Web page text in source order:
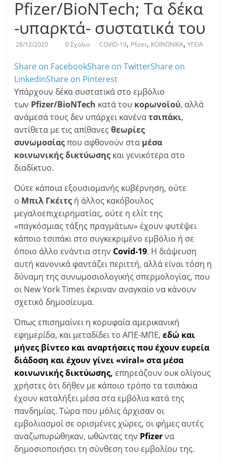
Pfizer/BioNTech; Τα δέκα
-υπαρκτά- συστατικά του
28/12/2020 0 Σχόλια COVID-19, Pfizer, ΚΟΙΝΩΝΙΚΑ,ΥΓΕΙΑ
Share on FacebookShare on TwitterShare on
LinkedinShare on Pinterest
Υπάρχουν δέκα συστατικά στο εμβόλιο
των Pfizer/BioNTech κατά του κορωνοϊού, αλλά
ανάμεσά τους δεν υπάρχει κανένατσιπάκι,
αντίθετα με τις απίθανεςθεωρίες
συνωμοσίαςπου αφθονούν στα μέσα
κοινωνικής δικτύωσης και γενικότερα στο
διαδίκτυο.
Ούτε κάποια εξουσιομανής κυβέρνηση, ούτε
ο Μπιλ Γκέιτς ή άλλος κακόβουλος
μεγαλοεπιχειρηματίας, ούτε η ελίτ της
«παγκόσμιας τάξης πραγμάτων» έχουν φυτέψει
κάποιο τσιπάκι στο συγκεκριμένο εμβόλιο ή σε
όποιο άλλο ενάντια στην Covid-19. Η διάψευση
αυτή κανονικά φαντάζει περιττή, αλλά είναι τόση η
δύναμη της συνωμοσιολογικής σπερμολογίας, που
οι New York Times έκριναν αναγκαίο να κάνουν
σχετικό δημοσίευμα.
Όπως επισημαίνει η κορυφαία αμερικανική
εφημερίδα, και μεταδίδει το ΑΠΕ-ΜΠΕ,εδώ και
μήνες βίντεο και αναρτήσεις που έχουν ευρεία
διάδοση και έχουν γίνει «viral» στα μέσα
κοινωνικής δικτύωσης, επηρεάζουν ουκ ολίγους
χρήστες ότι δήθεν με κάποιο τρόπο τα τσιπάκια
έχουν καταλήξει μέσα στα εμβόλια κατά της
πανδημίας. Τώρα που μόλις άρχισαν οι
εμβολιασμοί σε ορισμένες χώρες, οι φήμες αυτές
αναζωπυρώθηκαν, ωθώντας την Pfizer να
δημοσιοποιήσει τη σύνθεση του εμβολίου της.